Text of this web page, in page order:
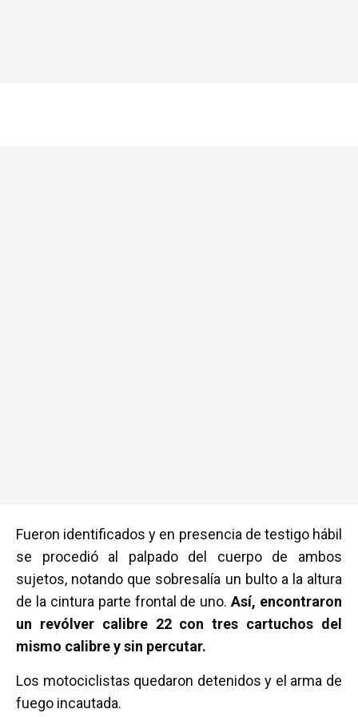
Fueron identificados y en presencia de testigo hábil
se procedió al palpado del cuerpo de ambos
sujetos, notando que sobresalía un bulto a la altura
de la cintura parte frontal de uno. Así, encontraron
un revólver calibre 22 con tres cartuchos del
mismo calibre y sin percutar.
Los motociclistas quedaron detenidos y el arma de
fuego incautada.